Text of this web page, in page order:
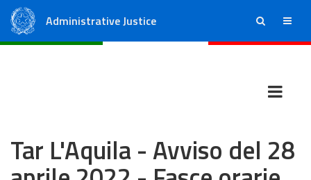
Administrative Justice ricerca menu
Tar L'Aquila - Avviso del 28